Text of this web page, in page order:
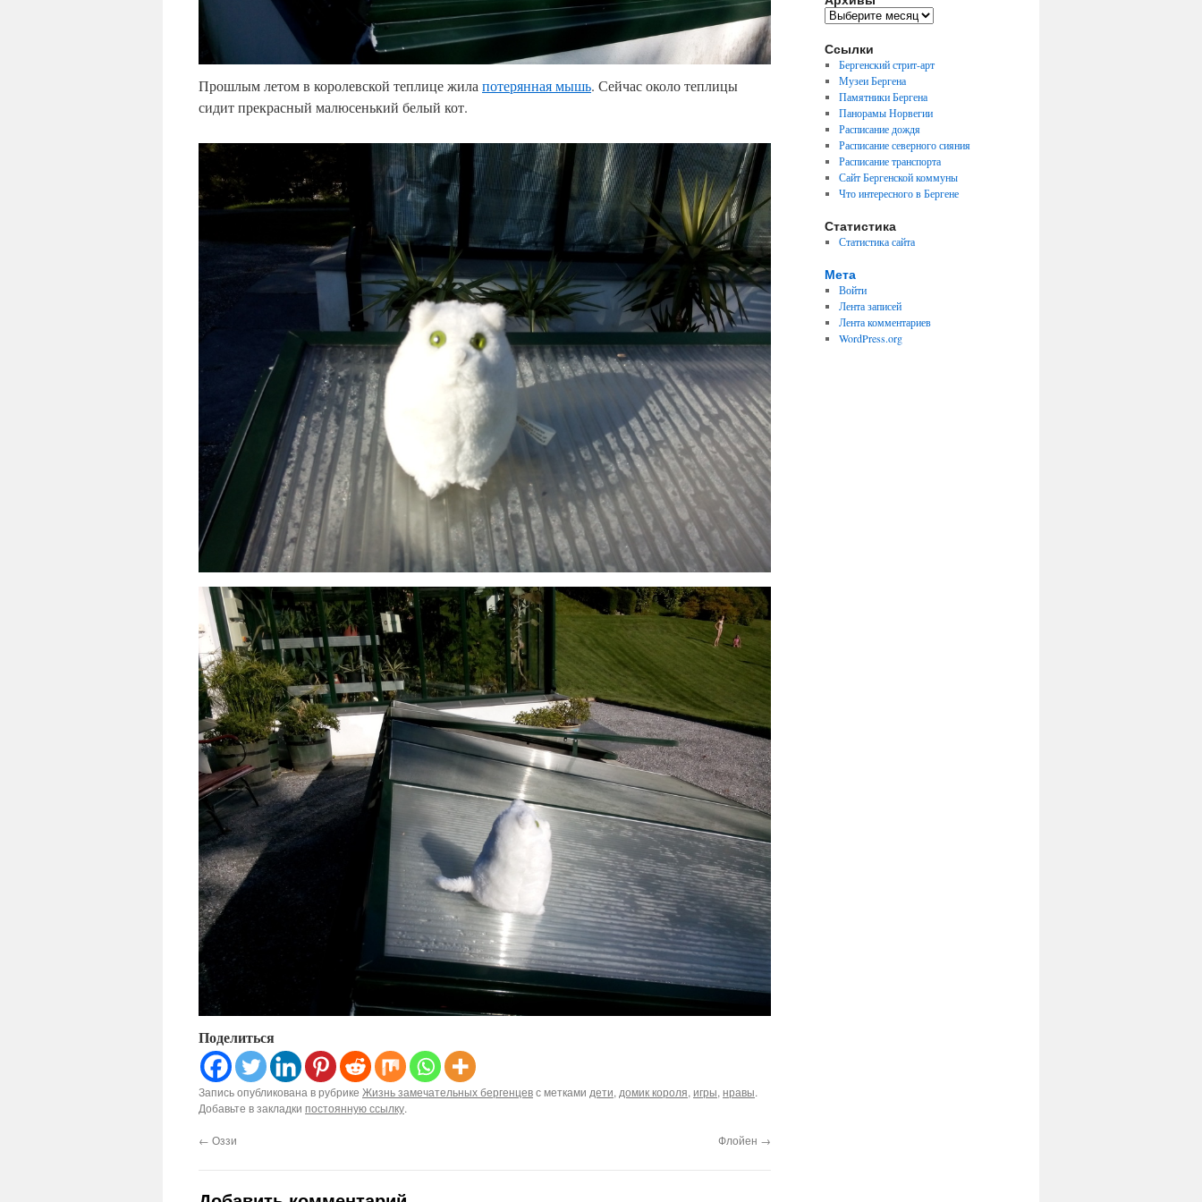
Прошлым летом в королевской теплице жила потерянная мышь. Сейчас около теплицы
сидит прекрасный малюсенький белый кот.
Поделиться
Запись опубликована в рубрике Жизнь замечательных бергенцевс метками дети,домик короля,игры,нравы.
Добавьте в закладки постоянную ссылку.
← Оззи Флойен →
Архивы
Ссылки
Бергенский стрит-арт
Музеи Бергена
Памятники Бергена
Панорамы Норвегии
Расписание дождя
Расписание северного сияния
Расписание транспорта
Сайт Бергенской коммуны
Что интересного в Бергене
Статистика
Статистика сайта
Мета
Войти
Лента записей
Лента комментариев
WordPress.org